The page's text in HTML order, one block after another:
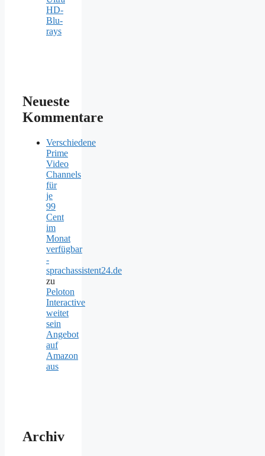
HD-
Blu-
rays
Neueste
Kommentare
Verschiedene
Prime
Video
Channels
für
je
99
Cent
im
Monat
verfügbar
-
sprachassistent24.de
zu
Peloton
Interactive
weitet
sein
Angebot
auf
Amazon
aus
Archiv